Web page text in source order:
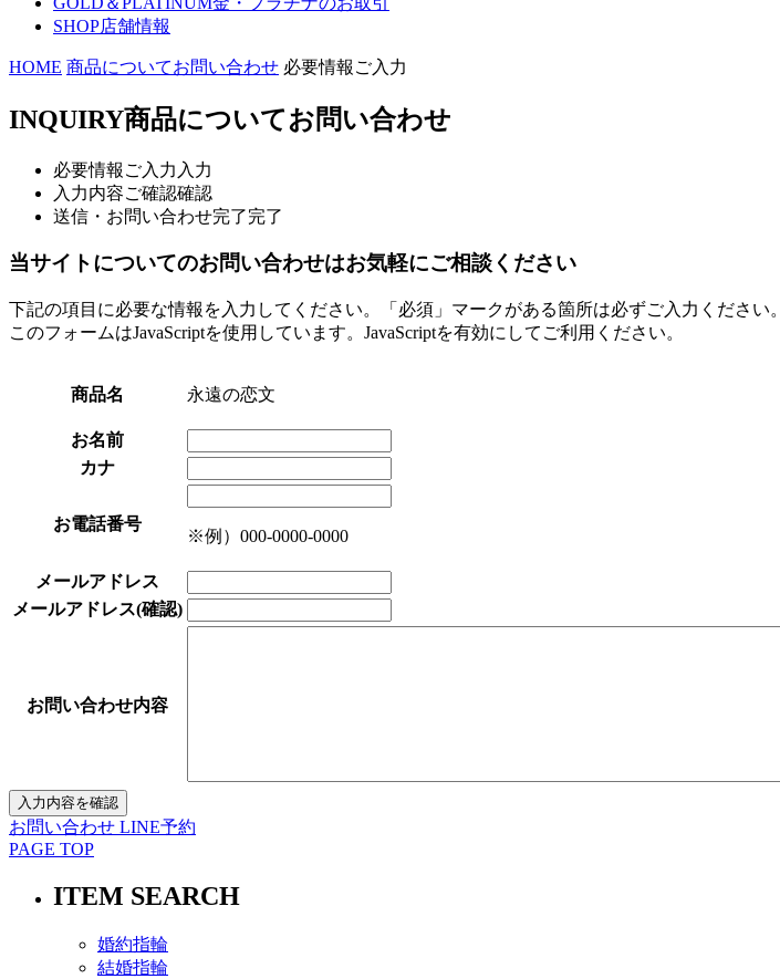
SHOP店舗情報
HOME 商品についてお問い合わせ 必要情報ご入力
INQUIRY商品についてお問い合わせ
必要情報ご入力 入力
入力内容ご確認確認
送信・お問い合わせ完了完了
当サイトについてのお問い合わせはお気軽にご相談ください
下記の項目に必要な情報を入力してください。「必須」マークがある箇所は必ずご入力ください。
このフォームはJavaScriptを使用しています。JavaScriptを有効にしてご利用ください。
商品名 永遠の恋文
お名前
カナ
お電話番号
※例）000-0000-0000
メールアドレス
メールアドレス(確認)
お問い合わせ内容
お問い合わせ LINE予約
PAGE TOP
ITEM SEARCH
婚約指輪
結婚指輪